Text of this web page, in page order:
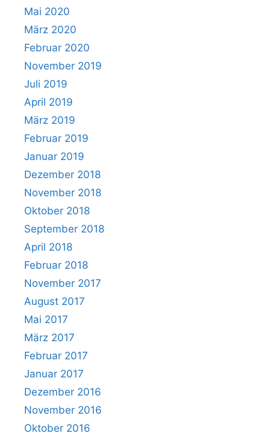
Mai 2020
März 2020
Februar 2020
November 2019
Juli 2019
April 2019
März 2019
Februar 2019
Januar 2019
Dezember 2018
November 2018
Oktober 2018
September 2018
April 2018
Februar 2018
November 2017
August 2017
Mai 2017
März 2017
Februar 2017
Januar 2017
Dezember 2016
November 2016
Oktober 2016